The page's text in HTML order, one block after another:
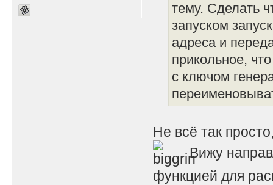
тему. Сделать
запуском
адреса и
прикольное,
с ключом
Не всё так
Вижу
функцией для